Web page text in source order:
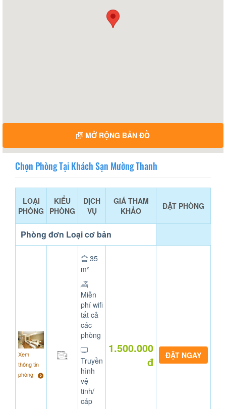
MỞ RỘNG BẢN ĐỒ
Chọn Phòng Tại Khách Sạn Mường Thanh
LOẠI
PHÒNG
KIỂU
PHÒNG
DỊCH
VỤ
GIÁ THAM
KHẢO
ĐẶT PHÒNG
Phòng đơn Loại cơ bản
Xem
thông tin
phòng
35
m²
Miễn
phí wifi
tất cả
các
phòng
Truyền
hình
vệ
tinh/
cáp
1.500.000
đ